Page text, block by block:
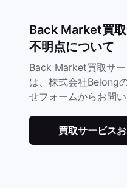
Back Market買
不明点について
Back Market買取サ
は、株式会社Belong
せフォームからお問い
買取サービス